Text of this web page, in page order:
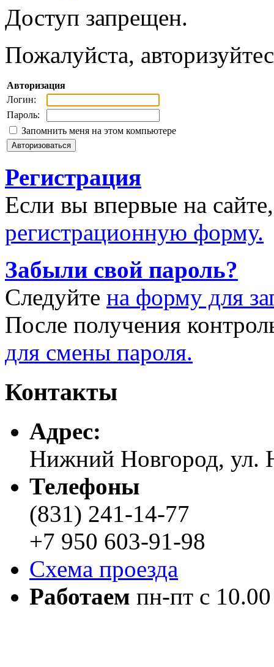
Доступ запрещен.
Пожалуйста,
Авторизация
Логин:
Пароль:
Запомнить меня на этом компьютере
Регистрация
Если вы впервые на
регистрационную форму.
Забыли свой пароль?
Следуйте на форму для
После получения
для смены пароля.
Контакты
Адреc:
Нижний Новгород, ул.
Телефоны
(831) 241-14-77
+7 950 603-91-98
Схема проезда
Работаем пн-пт с